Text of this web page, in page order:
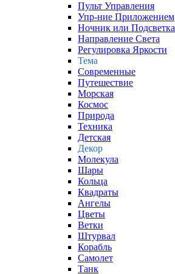
Пульт Управления
Упр-ние Приложением
Ночник или Подсветка
Направление Света
Регулировка Яркости
Тема
Современные
Путешествие
Морская
Космос
Природа
Техника
Детская
Декор
Молекула
Шары
Кольца
Квадраты
Ангелы
Цветы
Ветки
Штурвал
Корабль
Самолет
Танк